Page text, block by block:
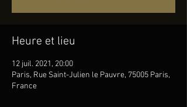
Heure et lieu
12 juil. 2021, 20:00
Paris, Rue Saint-Julien le Pauvre, 75005 Paris,
France